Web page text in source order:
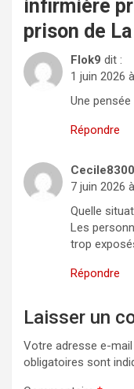
infirmière
prison de
Flok9 dit :
1 juin 2026
Une
Répondre
Cecile8300
7 juin 2026
Quelle
Les
trop
Répondre
Laisser un
Votre adresse e-
obligatoires sont